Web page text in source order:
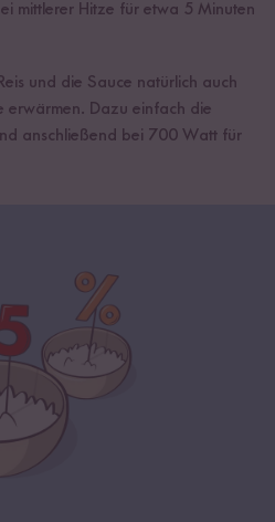
mittlerer Hitze für etwa 5 Minuten
und die Sauce natürlich auch
erwärmen. Dazu einfach die
anschließend bei 700 Watt für